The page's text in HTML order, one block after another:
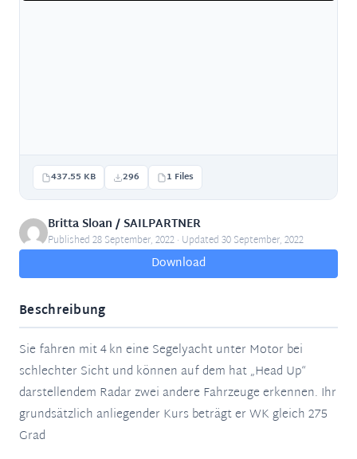
437.55 KB 296 1 Files
Britta Sloan / SAILPARTNER
Published 28 September, 2022 · Updated 30 September, 2022
Download
Beschreibung
Sie fahren mit 4 kn eine Segelyacht unter Motor bei
schlechter Sicht und können auf dem hat „Head Up“
darstellendem Radar zwei andere Fahrzeuge erkennen. Ihr
grundsätzlich anliegender Kurs beträgt er WK gleich 275
Grad